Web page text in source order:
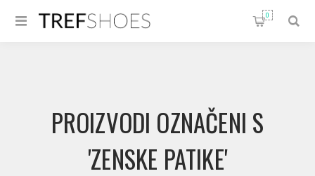
0
PROIZVODI OZNAČENI S
'ZENSKE PATIKE'